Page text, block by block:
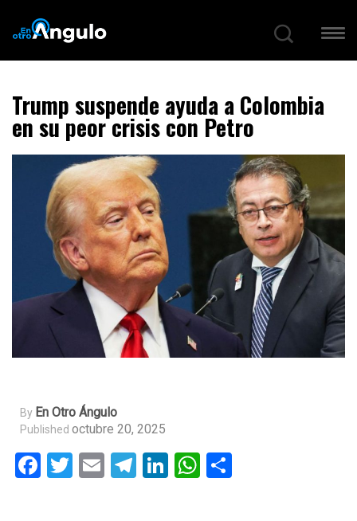
Trump suspende ayuda a Colombia
en su peor crisis con Petro
By En Otro Ángulo
Published octubre 20, 2025
Facebook
Twitter
EmailTelegram
LinkedIn
WhatsApp